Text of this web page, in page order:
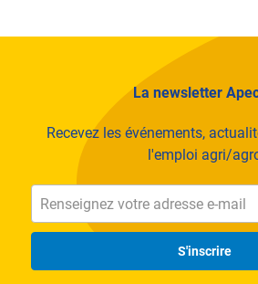
La newsletter
Recevez les événements,
l'emploi agri/
S'inscrire